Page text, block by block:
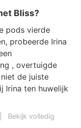
Bliss?
pods vierde
probeerde Irina
, overtuigde
de juiste
Irina ten huwelijk
Bekijk volledig